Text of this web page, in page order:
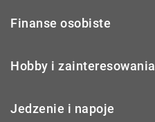
Finanse osobiste
Hobby i zainteresowania
Jedzenie i napoje